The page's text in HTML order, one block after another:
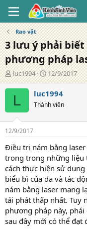
Rao vặt
3 lưu ý phải
phương pháp
T
á
c
ả
luc1994
N
g
à
y
đ
g
12/9/2017
L luc1994
Thành viên
12/9/2017
Điều trị nám bằng
trong trong những liệu
cách thực hiện sử dụng
biểu bì của da và tác
nám bằng laser mang
tái phát thấp nhất. Tuy
phương pháp này,
sau đây mới có thể đạt